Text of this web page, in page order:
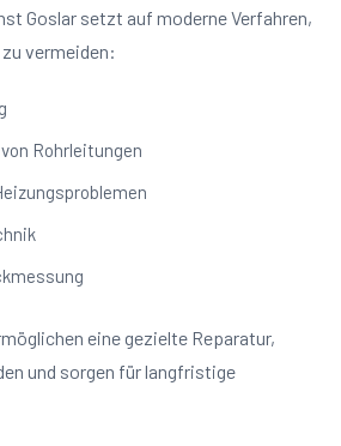
Goslar setzt auf moderne Verfahren,
vermeiden:
Rohrleitungen
eine gezielte Reparatur,
und sorgen für langfristige